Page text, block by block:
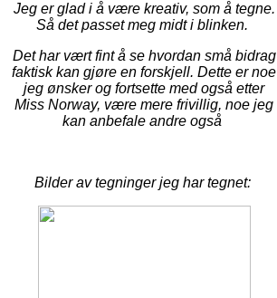
Jeg er glad i å være kreativ, som å tegne.
Så det passet meg midt i blinken.
Det har vært fint å se hvordan små bidrag
faktisk kan gjøre en forskjell. Dette er noe
jeg ønsker og fortsette med også etter
Miss Norway, være mere frivillig, noe jeg
kan anbefale andre også
Bilder av tegninger jeg har tegnet: